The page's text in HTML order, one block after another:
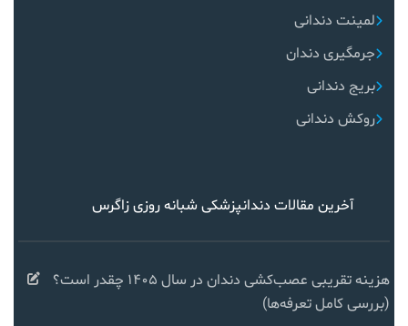
لمینت دندانی
جرمگیری دندان
بریج دندانی
روکش دندانی
آخرین مقالات دندانپزشکی شبانه روزی زاگرس
هزینه تقریبی عصب‌کشی دندان در سال ۱۴۰۵ چقدر است؟
(بررسی کامل تعرفه‌ها)